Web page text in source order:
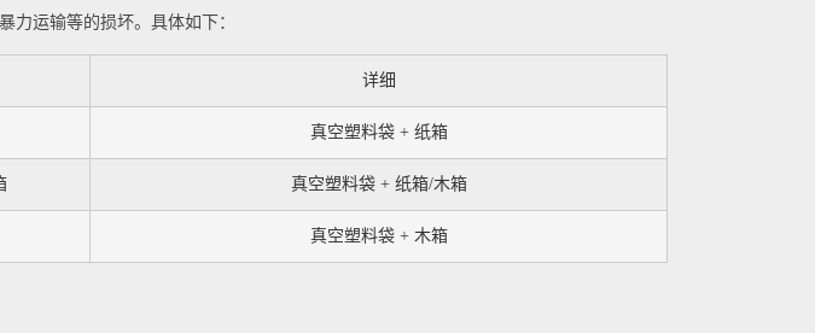
力运输等的损坏。具体如下：
详细
真空塑料袋 + 纸箱
真空塑料袋 + 纸箱/木箱
真空塑料袋 + 木箱